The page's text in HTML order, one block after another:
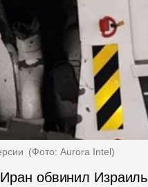
(Фото: Aurora Intel)
обвинил